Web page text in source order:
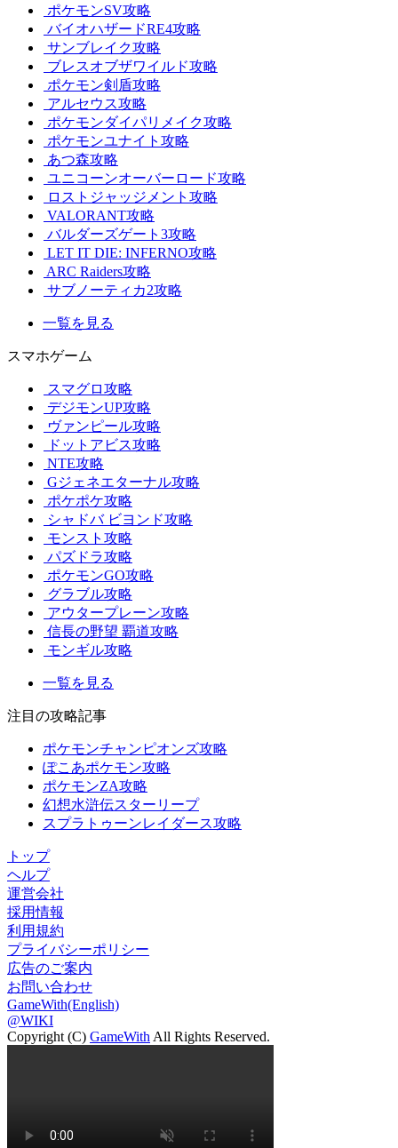
ポケモンSV攻略
バイオハザードRE4攻略
サンブレイク攻略
ブレスオブザワイルド攻略
ポケモン剣盾攻略
アルセウス攻略
ポケモンダイパリメイク攻略
ポケモンユナイト攻略
あつ森攻略
ユニコーンオーバーロード攻略
ロストジャッジメント攻略
VALORANT攻略
バルダーズゲート3攻略
LET IT DIE: INFERNO攻略
ARC Raiders攻略
サブノーティカ2攻略
一覧を見る
スマホゲーム
スマグロ攻略
デジモンUP攻略
ヴァンピール攻略
ドットアビス攻略
NTE攻略
Gジェネエターナル攻略
ポケポケ攻略
シャドバ ビヨンド攻略
モンスト攻略
パズドラ攻略
ポケモンGO攻略
グラブル攻略
アウタープレーン攻略
信長の野望 覇道攻略
モンギル攻略
一覧を見る
注目の攻略記事
ポケモンチャンピオンズ攻略
ぽこあポケモン攻略
ポケモンZA攻略
幻想水滸伝スターリープ
スプラトゥーンレイダース攻略
トップ
ヘルプ
運営会社
採用情報
利用規約
プライバシーポリシー
広告のご案内
お問い合わせ
GameWith(English)
@WIKI
Copyright (C) GameWith All Rights Reserved.